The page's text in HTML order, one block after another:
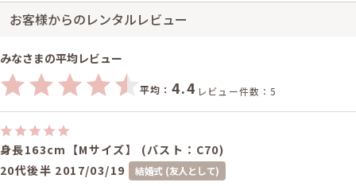
お客様からのレンタルレビュー
みなさまの平均レビュー
平均： 4.4 レビュー件数：5
身長163cm【Mサイズ】 (バスト：C70)
20代後半 2017/03/19
結婚式 (友人として)